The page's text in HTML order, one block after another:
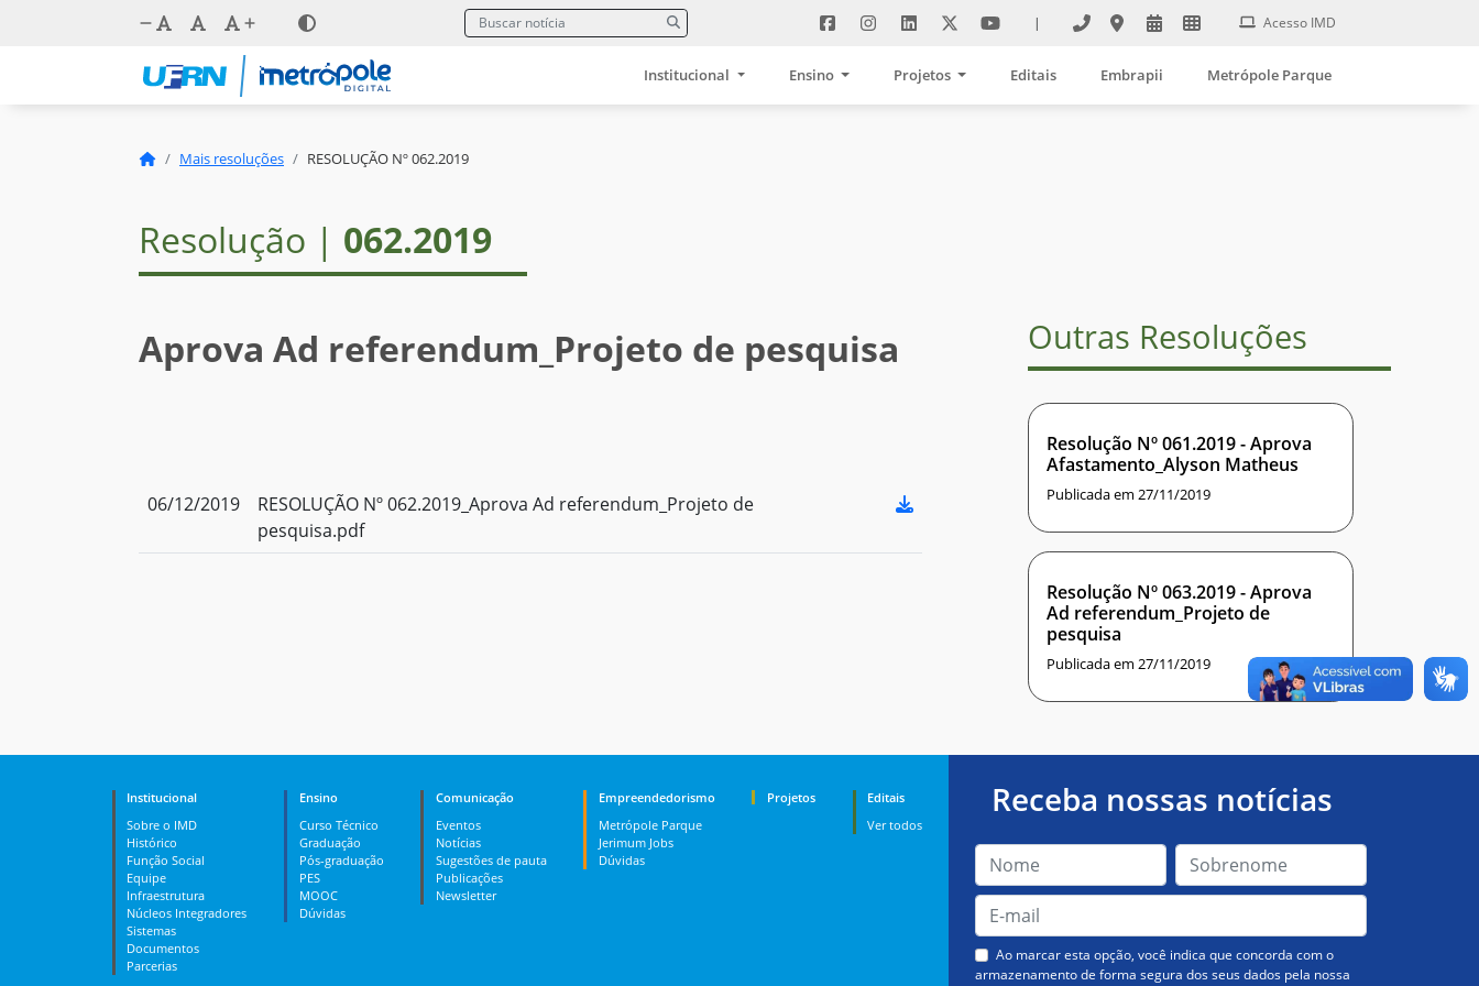
| Acesso IMD
Institucional Ensino Projetos Editais Embrapii Metrópole Parque
Mais resoluções RESOLUÇÃO Nº 062.2019
Resolução | 062.2019
Aprova Ad referendum_Projeto de pesquisa
06/12/2019
RESOLUÇÃO Nº 062.2019_Aprova Ad referendum_Projeto de
pesquisa.pdf
Outras Resoluções
Resolução Nº 061.2019 - Aprova
Afastamento_Alyson Matheus
Publicada em 27/11/2019
Resolução Nº 063.2019 - Aprova
Ad referendum_Projeto de
pesquisa
Publicada em 27/11/2019
Institucional
Sobre o IMD
Histórico
Função Social
Equipe
Infraestrutura
Núcleos Integradores
Sistemas
Documentos
Parcerias
Ensino
Curso Técnico
Graduação
Pós-graduação
PES
MOOC
Dúvidas
Comunicação
Eventos
Notícias
Sugestões de pauta
Publicações
Newsletter
Empreendedorismo
Metrópole Parque
Jerimum Jobs
Dúvidas
Projetos
Editais
Ver todos
Receba nossas notícias
Ao marcar esta opção, você indica que concorda com o
armazenamento de forma segura dos seus dados pela nossa